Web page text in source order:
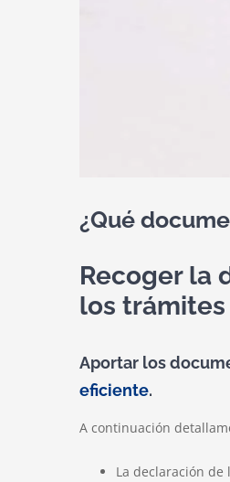
¿Qué
Recoger la
los trámites
Aportar los
eficiente.
A continuación
La declaración